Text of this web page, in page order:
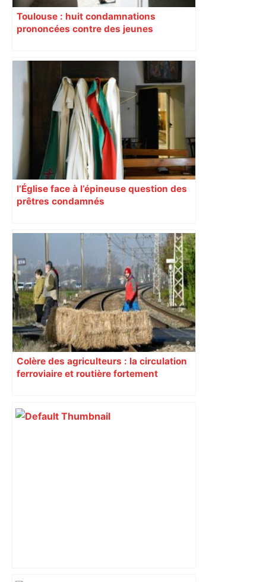
Toulouse : huit condamnations
prononcées contre des jeunes
l’Église face à l’épineuse question des
prêtres condamnés
Colère des agriculteurs : la circulation
ferroviaire et routière fortement